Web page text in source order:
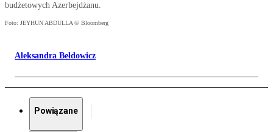
budżetowych Azerbejdżanu.
Foto: JEYHUN ABDULLA © Bloomberg
Aleksandra Bełdowicz
Powiązane